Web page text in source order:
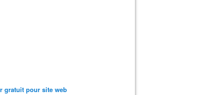
gratuit pour site web